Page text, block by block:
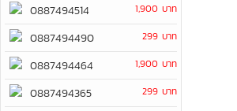
0887494514 1,900 บาท
0887494490 299 บาท
0887494464 1,900 บาท
0887494365 299 บาท